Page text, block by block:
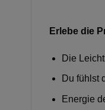
Erlebe die
Die
Du fühlst
Energie